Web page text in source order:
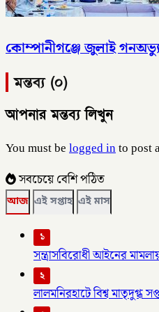
কোম্পানীগঞ্জে জুলাই
মন্তব্য (০)
আপনার মন্তব্য লিখুন
You must belogged into post
সবচেয়ে বেশি পঠিত
আজ এই সপ্তাহ এই মাস
১
সন্ত্রাসবিরোধী আইনের
২
লালমনিরহাটে বিশ্ব মাতৃদুগ্ধ